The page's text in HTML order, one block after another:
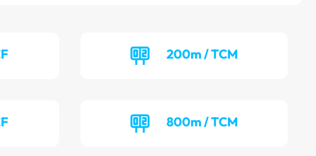
200m / TCM
800m / TCM